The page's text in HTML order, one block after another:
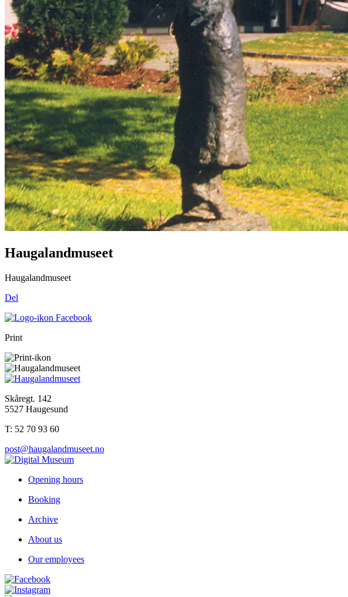
Haugalandmuseet
Haugalandmuseet
Del
Print
Skåregt. 142
5527 Haugesund
T: 52 70 93 60
post@haugalandmuseet.no
Opening hours
Booking
Archive
About us
Our employees